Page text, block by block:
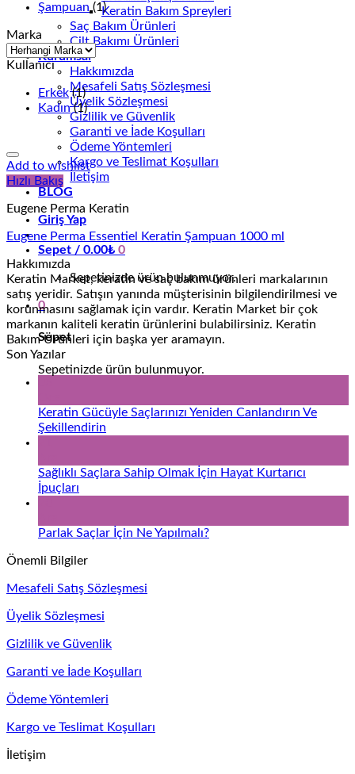
Keratin Bakım Spreyleri
Saç Bakım Ürünleri
Cilt Bakımı Ürünleri
Kurumsal
Hakkımızda
Mesafeli Satış Sözleşmesi
Üyelik Sözleşmesi
Gizlilik ve Güvenlik
Garanti ve İade Koşulları
Ödeme Yöntemleri
Kargo ve Teslimat Koşulları
İletişim
BLOG
Giriş Yap
Sepet / 0.00₺ 0
Sepetinizde ürün bulunmuyor.
0
Sepet
Sepetinizde ürün bulunmuyor.
Şampuan (1)
Marka
Kullanıcı
Erkek (1)
Kadın (1)
Add to wishlist
Hızlı Bakış
Eugene Perma Keratin
Eugene Perma Essentiel Keratin Şampuan 1000 ml
Hakkımızda
Keratin Market, keratin ve saç bakım ürünleri markalarının
satış yeridir. Satışın yanında müşterisinin bilgilendirilmesi ve
korunmasını sağlamak için vardır. Keratin Market bir çok
markanın kaliteli keratin ürünlerini bulabilirsiniz. Keratin
Bakım Ürünleri için başka yer aramayın.
Son Yazılar
Keratin Gücüyle Saçlarınızı Yeniden Canlandırın Ve
Şekillendirin
Sağlıklı Saçlara Sahip Olmak İçin Hayat Kurtarıcı
İpuçları
Parlak Saçlar İçin Ne Yapılmalı?
Önemli Bilgiler
Mesafeli Satış Sözleşmesi
Üyelik Sözleşmesi
Gizlilik ve Güvenlik
Garanti ve İade Koşulları
Ödeme Yöntemleri
Kargo ve Teslimat Koşulları
İletişim